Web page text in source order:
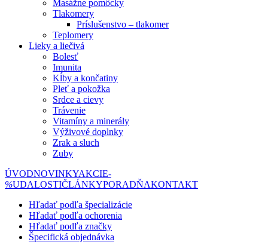
Masážne pomôcky
Tlakomery
Príslušenstvo – tlakomer
Teplomery
Lieky a liečivá
Bolesť
Imunita
Kĺby a končatiny
Pleť a pokožka
Srdce a cievy
Trávenie
Vitamíny a minerály
Výživové doplnky
Zrak a sluch
Zuby
ÚVODNOVINKYAKCIE-
%UDALOSTIČLÁNKYPORADŇAKONTAKT
Hľadať podľa špecializácie
Hľadať podľa ochorenia
Hľadať podľa značky
Špecifická objednávka